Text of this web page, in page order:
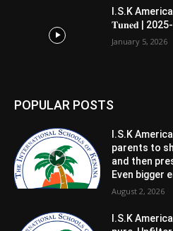
I.S.K
𝐓𝐮𝐧𝐞𝐝 |
January 5, 2026
POPULAR POSTS
I.S.K
parents to
and then
Even bigger
August 2, 2026
I.S.K